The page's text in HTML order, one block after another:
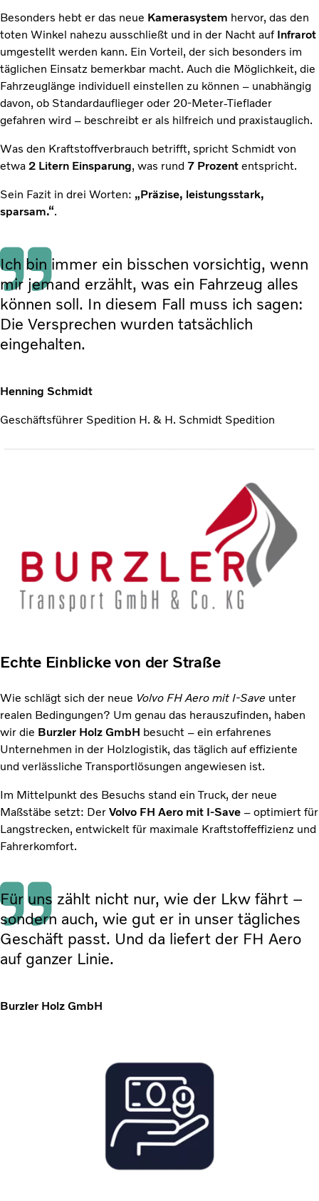
Besonders hebt er das neue Kamerasystem hervor, das den
toten Winkel nahezu ausschließt und in der Nacht auf Infrarot
umgestellt werden kann. Ein Vorteil, der sich besonders im
täglichen Einsatz bemerkbar macht. Auch die Möglichkeit, die
Fahrzeuglänge individuell einstellen zu können – unabhängig
davon, ob Standardauflieger oder 20-Meter-Tieflader
gefahren wird – beschreibt er als hilfreich und praxistauglich.
Was den Kraftstoffverbrauch betrifft, spricht Schmidt von
etwa 2 Litern Einsparung, was rund 7 Prozent entspricht.
Sein Fazit in drei Worten: „Präzise, leistungsstark,
sparsam.“.
Ich bin immer ein bisschen vorsichtig, wenn
mir jemand erzählt, was ein Fahrzeug alles
können soll. In diesem Fall muss ich sagen:
Die Versprechen wurden tatsächlich
eingehalten.
Henning Schmidt
Geschäftsführer Spedition H. & H. Schmidt Spedition
Echte Einblicke von der Straße
Wie schlägt sich der neue Volvo FH Aero mit I-Save unter
realen Bedingungen? Um genau das herauszufinden, haben
wir die Burzler Holz GmbH besucht – ein erfahrenes
Unternehmen in der Holzlogistik, das täglich auf effiziente
und verlässliche Transportlösungen angewiesen ist.
Im Mittelpunkt des Besuchs stand ein Truck, der neue
Maßstäbe setzt: Der Volvo FH Aero mit I-Save – optimiert für
Langstrecken, entwickelt für maximale Kraftstoffeffizienz und
Fahrerkomfort.
Für uns zählt nicht nur, wie der Lkw fährt –
sondern auch, wie gut er in unser tägliches
Geschäft passt. Und da liefert der FH Aero
auf ganzer Linie.
Burzler Holz GmbH